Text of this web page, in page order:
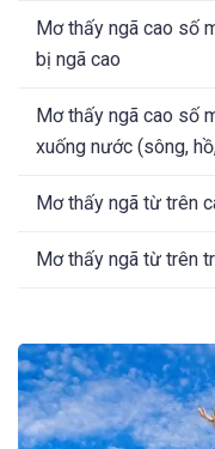
Mơ thấy ngã cao số
bị ngã cao
Mơ thấy ngã cao số
xuống nước (sông,
Mơ thấy ngã từ trên
Mơ thấy ngã từ trên